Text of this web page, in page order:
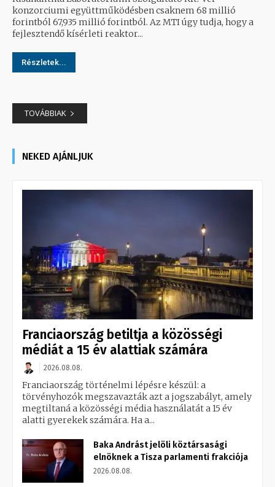
konzorciumi együttműködésben csaknem 68 millió
forintból 67,935 millió forintból. Az MTI úgy tudja, hogy a
fejlesztendő kísérleti reaktor...
Részletek...
TOVÁBBIAK
NEKED AJÁNLJUK
Franciaország betiltja a közösségi
médiát a 15 év alattiak számára
2026.08.08.
Franciaország történelmi lépésre készül: a
törvényhozók megszavazták azt a jogszabályt, amely
megtiltaná a közösségi média használatát a 15 év
alatti gyerekek számára. Ha a...
Baka Andrást jelöli köztársasági
elnöknek a Tisza parlamenti frakciója
2026.08.08.